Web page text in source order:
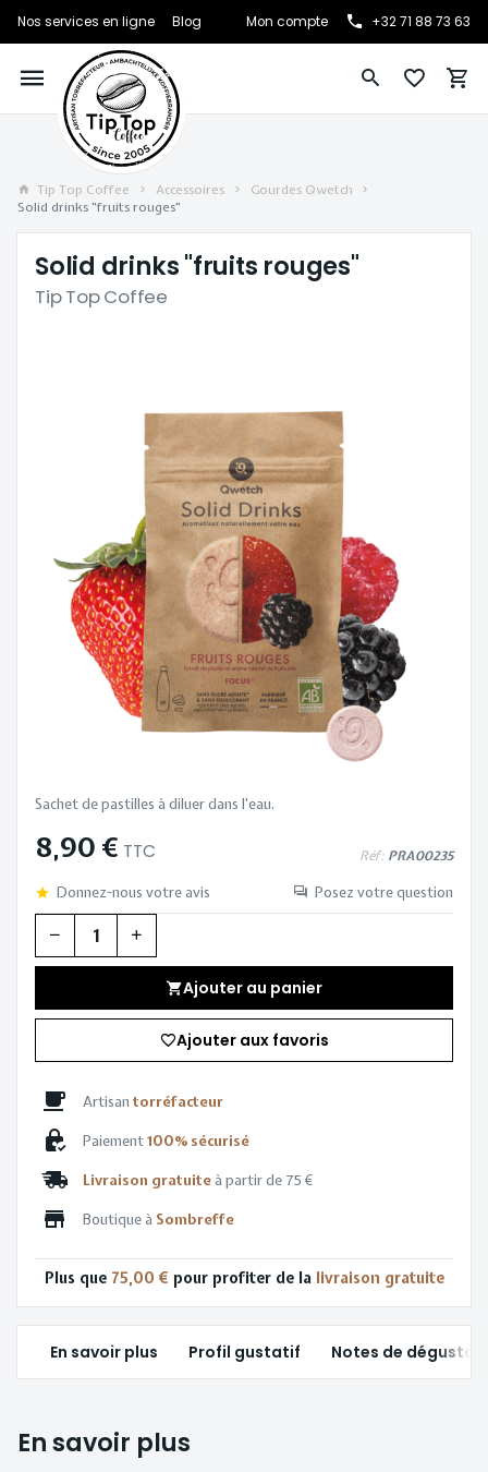
Nos services en ligne Blog Mon compte +32 71 88 73 63
Tip Top Coffee Accessoires
Gourdes Qwetch
Solid drinks "fruits rouges"
Solid drinks "fruits rouges"
Tip Top Coffee
8,90 € TTC Réf: PRA00235
Donnez-nous votre avis Posez votre question
Quantité
Ajouter au panier
Ajouter aux favoris
Artisan torréfacteur
Paiement100% sécurisé
Livraison gratuite à partir de 75 €
Boutique à Sombreffe
Plus que 75,00 € pour profiter de la livraison gratuite
Sachet de pastilles à diluer dans l'eau.
En savoir plus Profil gustatif Notes de
En savoir plus